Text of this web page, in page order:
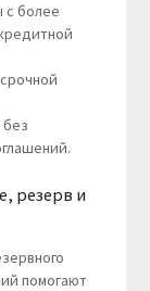
с более
без
резерв и
помогают